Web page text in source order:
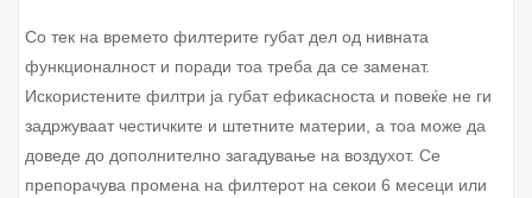
Со тек на времето филтерите губат дел од нивната
функционалност и поради тоа треба да се заменат.
Искористените филтри ја губат ефикасноста и повеќе не ги
задржуваат честичките и штетните материи, а тоа може да
доведе до дополнително загадување на воздухот. Се
препорачува промена на филтерот на секои 6 месеци или